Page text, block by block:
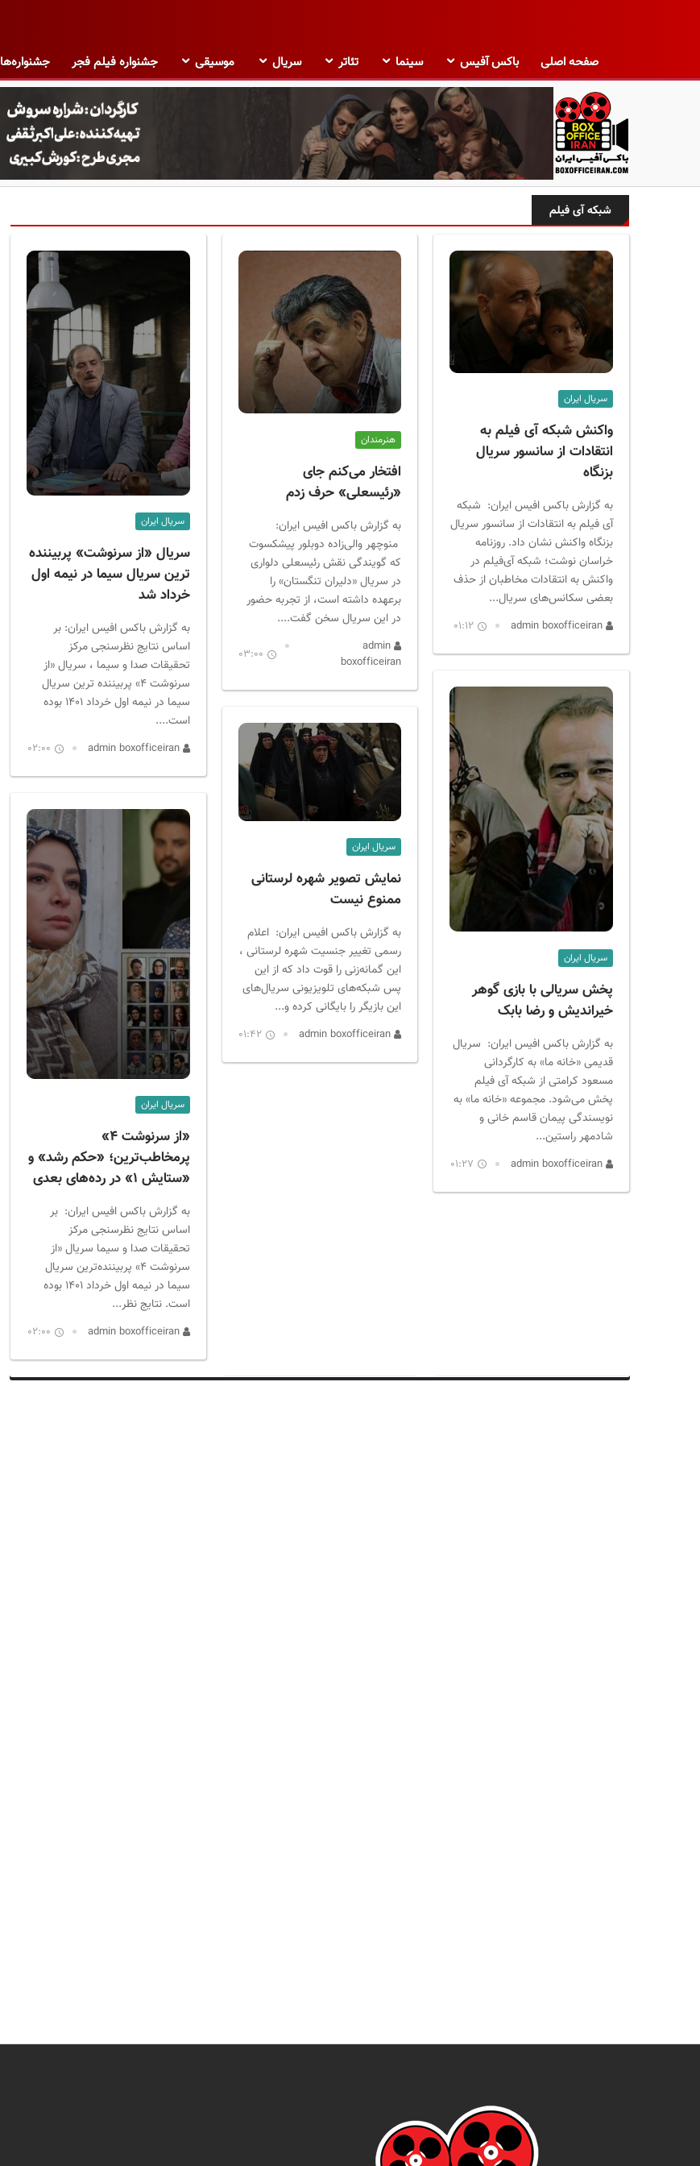
صفحه اصلی باکس آفیس سینما تئاتر سریال موسیقی جشنواره فیلم فجر جشنواره‌ها
ب
ک
س
شبکه آی فیلم
سریال ایران
واکنش شبکه آی فیلم به
انتقادات از سانسور سریال
بزنگاه
به گزارش باکس افیس ایران: شبکه
آی فیلم به انتقادات از سانسور سریال
بزنگاه واکنش نشان داد. روزنامه
خراسان نوشت؛ شبکه آی‌فیلم در
واکنش به انتقادات مخاطبان از حذف
بعضی سکانس‌های سریال...
01:12
سریال ایران
پخش سریالی با بازی گوهر
خیراندیش و رضا بابک
به گزارش باکس افیس ایران: سریال
قدیمی «خانه ما» به کارگردانی
مسعود کرامتی از شبکه آی فیلم
پخش می‌شود. مجموعه «خانه ما» به
نویسندگی پیمان قاسم خانی و
شادمهر راستین...
01:27
هنرمندان
افتخار می‌کنم جای
«رئیسعلی» حرف زدم
به گزارش باکس افیس ایران:
منوچهر والی‌زاده دوبلور پیشکسوت
که گویندگی نقش رئیسعلی دلواری
در سریال «دلیران تنگستان» را
برعهده داشته است، از تجربه حضور
در این سریال سخن گفت....
admin
boxofficeiran
03:00
سریال ایران
‌نمایش تصویر شهره لرستانی
ممنوع نیست
به گزارش باکس افیس ایران: اعلام
رسمی تغییر جنسیت شهره لرستانی ،
این گمانه‌زنی را قوت داد که از این
پس شبکه‌های تلویزیونی سریال‌های
این بازیگر را بایگانی کرده و...
admin boxofficeiran
01:42
سریال ایران
سریال «از سرنوشت» پربیننده
ترین سریال سیما در نیمه اول
خرداد شد
به گزارش باکس افیس ایران: بر
اساس نتایج نظرسنجی مرکز
تحقیقات صدا و سیما ، سریال «از
سرنوشت ۴» پربیننده ترین سریال
سیما در نیمه اول خرداد ۱۴۰۱ بوده
است....
admin boxofficeiran
02:00
سریال ایران
«از سرنوشت ۴»
پرمخاطب‌ترین؛ «حکم رشد» و
«ستایش ۱» در رده‌های بعدی
به گزارش باکس افیس ایران: بر
اساس نتایج نظرسنجی مرکز
تحقیقات صدا و سیما سریال «از
سرنوشت ۴» پربیننده‌ترین سریال
سیما در نیمه اول خرداد ۱۴۰۱ بوده
است. نتایج نظر...
admin boxofficeiran
02:00